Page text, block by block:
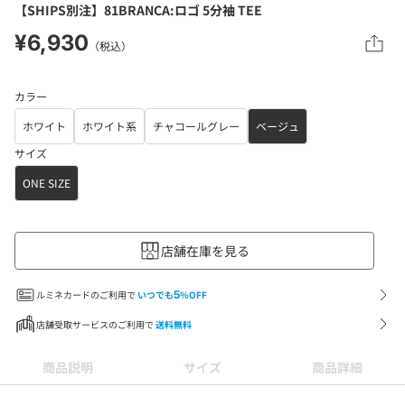
【SHIPS別注】81BRANCA:ロゴ 5分袖 TEE
¥6,930 （税込）
カラー
ホワイト
ホワイト系 チャコールグレー
ベージュ
サイズ
ONE SIZE
店舗在庫を見る
ルミネカードのご利用で いつでも5%OFF
店舗受取サービスのご利用で 送料無料
商品説明 サイズ 商品詳細